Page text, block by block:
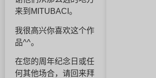
来到MITUBACI。
我很高兴你喜欢这个作
品^^。
在您的周年纪念日或任
何其他场合，请回来拜